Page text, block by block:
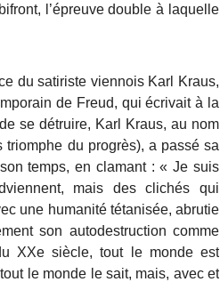
l ’épreuvedoubleà laquelle
du satiriste viennois Karl Kraus,
de Freud, qui écrivait à la
se détruire, Karl Kraus, au nom
triomphe du progrès), a passé sa
temps, en clamant : « Je suis
mais des clichés qui
une humanité tétanisée, abrutie
son autodestruction comme
XXe siècle, tout le monde est
le monde le sait, mais, avec et